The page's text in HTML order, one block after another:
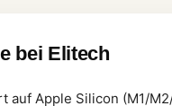
bei Elitech
auf Apple Silicon (M1/